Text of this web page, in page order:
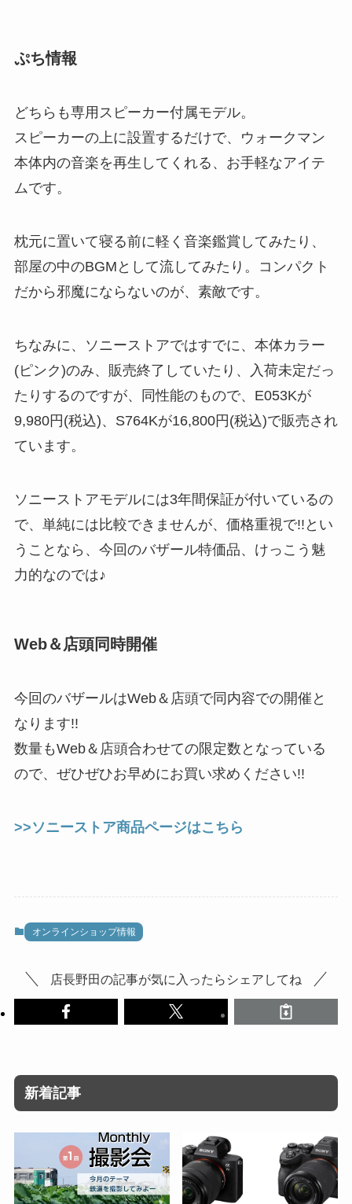
ぷち情報
どちらも専用スピーカー付属モデル。
スピーカーの上に設置するだけで、ウォークマン
本体内の音楽を再生してくれる、お手軽なアイテ
ムです。
枕元に置いて寝る前に軽く音楽鑑賞してみたり、
部屋の中のBGMとして流してみたり。コンパクト
だから邪魔にならないのが、素敵です。
ちなみに、ソニーストアではすでに、本体カラー
(ピンク)のみ、販売終了していたり、入荷未定だっ
たりするのですが、同性能のもので、E053Kが
9,980円(税込)、S764Kが16,800円(税込)で販売され
ています。
ソニーストアモデルには3年間保証が付いているの
で、単純には比較できませんが、価格重視で!!とい
うことなら、今回のバザール特価品、けっこう魅
力的なのでは♪
Web＆店頭同時開催
今回のバザールはWeb＆店頭で同内容での開催と
なります!!
数量もWeb＆店頭合わせての限定数となっている
ので、ぜひぜひお早めにお買い求めください!!
>>ソニーストア商品ページはこちら
オンラインショップ情報
店長野田の記事が気に入ったらシェアしてね
新着記事